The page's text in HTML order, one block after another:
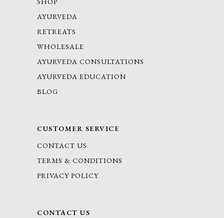
AYURVEDA
RETREATS
WHOLESALE
AYURVEDA CONSULTATIONS
AYURVEDA EDUCATION
BLOG
CUSTOMER SERVICE
CONTACT US
TERMS & CONDITIONS
PRIVACY POLICY
CONTACT US